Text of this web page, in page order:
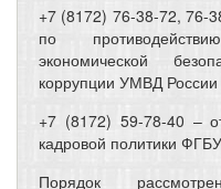
+7 (8172) 76-38-72, 76-
по
экономической
коррупции УМВД России
+7 (8172) 59-78-40 –
кадровой политики
Порядок